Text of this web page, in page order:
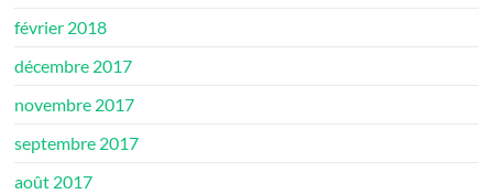
février 2018
décembre 2017
novembre 2017
septembre 2017
août 2017